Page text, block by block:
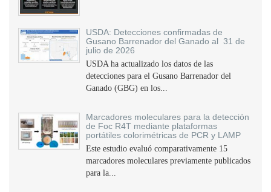
USDA: Detecciones confirmadas de
Gusano Barrenador del Ganado al 31 de
julio de 2026
USDA ha actualizado los datos de las
detecciones para el Gusano Barrenador del
Ganado (GBG) en los...
Marcadores moleculares para la detección
de Foc R4T mediante plataformas
portátiles colorimétricas de PCR y LAMP
Este estudio evaluó comparativamente 15
marcadores moleculares previamente publicados
para la...